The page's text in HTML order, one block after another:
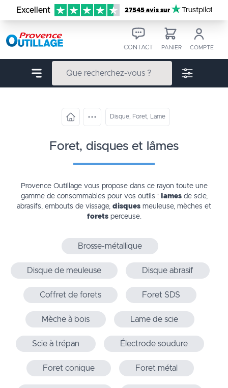
Aller au contenu
Excellent 27545 avis sur Trustpilot
CONTACT PANIER COMPTE
Disque, Foret, Lame
foret, disques et lâmes
Provence Outillage vous propose dans ce rayon toute une
gamme de consommables pour vos outils : lamesde scie,
abrasifs, embouts de vissage, disques meuleuse, mèches et
foretsperceuse.
Brosse-métallique
Disque de meuleuse Disque abrasif
Coffret de forets Foret SDS
Mèche à bois Lame de scie
Scie à trépan Électrode soudure
Foret conique Foret métal